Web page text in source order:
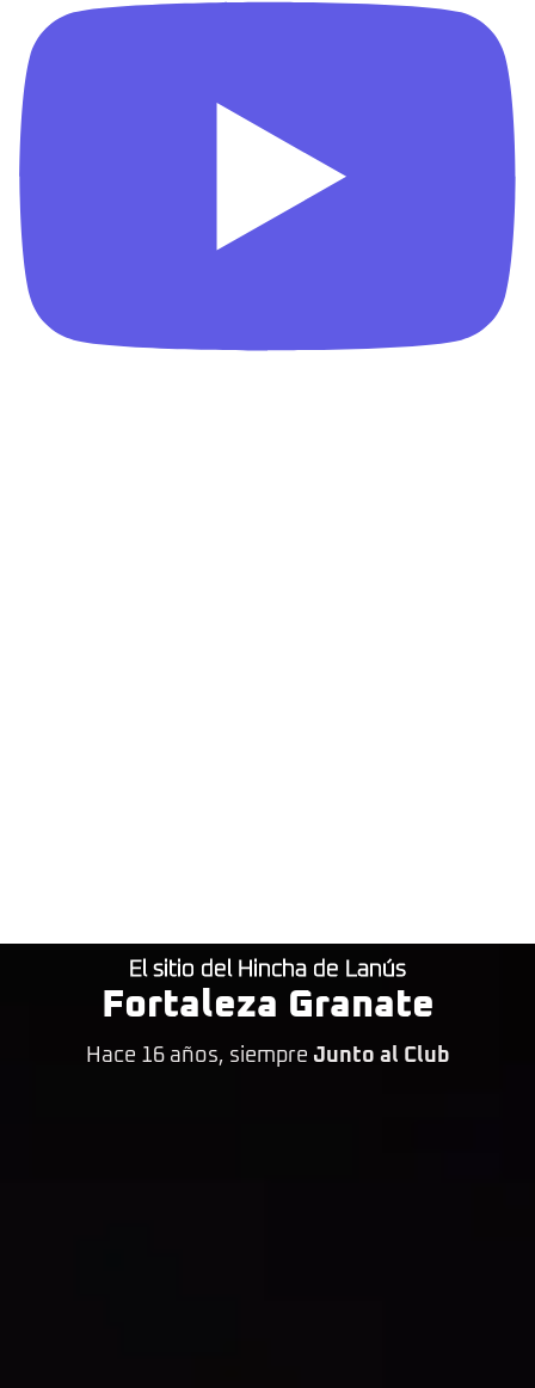
El sitio del Hincha de Lanús
Fortaleza Granate
Hace 16 años, siempre Junto al Club